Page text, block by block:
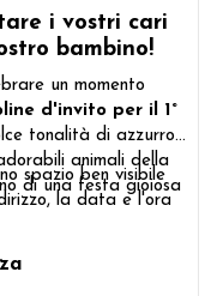
i vostri cari
bambino!
un momento
d'invito per il 1°
tonalità di azzurro
animali della
di una festa gioiosa
spazio ben visibile
la data e l'ora